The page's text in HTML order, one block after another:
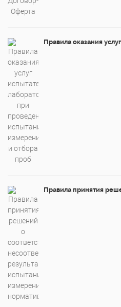
Правила оказания
Правила принятия